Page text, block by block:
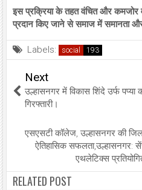
इस प्रक्रिया के तहत वंचित और कमजोर
प्रदान किए जाने से समाज में समानता और
Labels: social
Next
उल्हासनगर में विकास शिंदे उर्फ
गिरफ्तारी।
एसएसटी कॉलेज, उल्हासनगर की
ऐतिहासिक सफलता,उल्हासनगर:
एथलेटिक्स
RELATED POST